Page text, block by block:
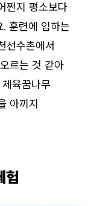
쩐지 평소보다
훈련에 임하는
선수촌에서
르는 것 같아
육꿈나무
아끼지
험